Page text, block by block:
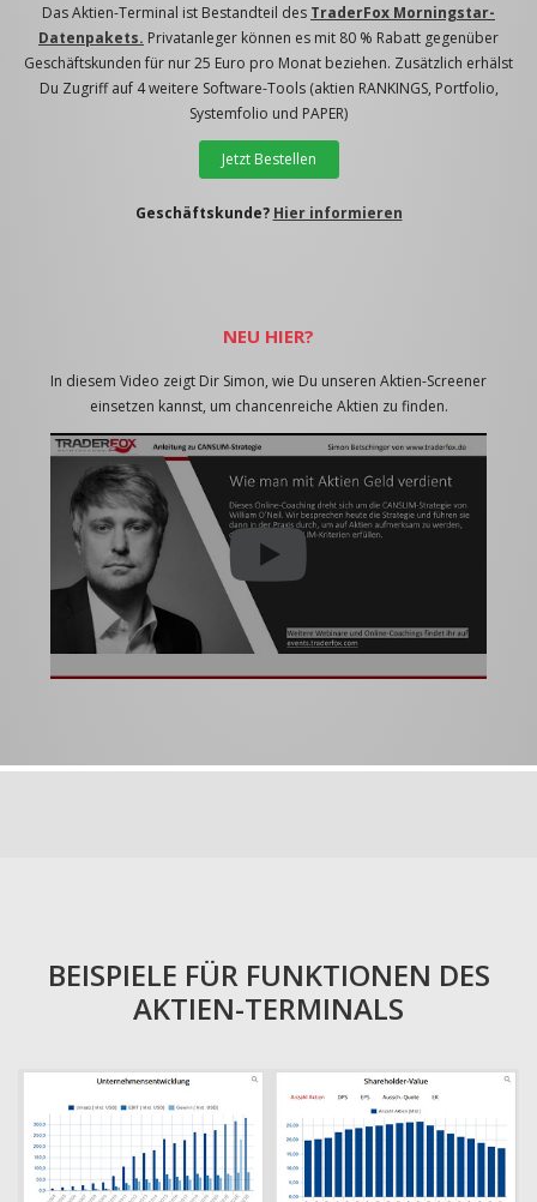
Das Aktien-Terminal ist Bestandteil des TraderFox Morningstar-
Datenpakets. Privatanleger können es mit 80 % Rabatt gegenüber
Geschäftskunden für nur 25 Euro pro Monat beziehen. Zusätzlich erhälst
Du Zugriff auf 4 weitere Software-Tools (aktien RANKINGS, Portfolio,
Systemfolio und PAPER)
Jetzt Bestellen
Geschäftskunde? Hier informieren
NEU HIER?
In diesem Video zeigt Dir Simon, wie Du unseren Aktien-Screener
einsetzen kannst, um chancenreiche Aktien zu finden.
BEISPIELE FÜR FUNKTIONEN DES
AKTIEN-TERMINALS